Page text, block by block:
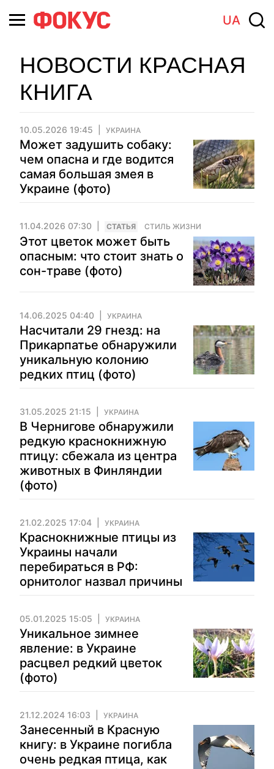
UA
НОВОСТИ КРАСНАЯ
КНИГА
10.05.2026 19:45 УКРАИНА
Может задушить собаку:
чем опасна и где водится
самая большая змея в
Украине (фото)
11.04.2026 07:30 CТАТЬЯ СТИЛЬ ЖИЗНИ
Этот цветок может быть
опасным: что стоит знать о
сон-траве (фото)
14.06.2025 04:40 УКРАИНА
Насчитали 29 гнезд: на
Прикарпатье обнаружили
уникальную колонию
редких птиц (фото)
31.05.2025 21:15 УКРАИНА
В Чернигове обнаружили
редкую краснокнижную
птицу: сбежала из центра
животных в Финляндии
(фото)
21.02.2025 17:04 УКРАИНА
Краснокнижные птицы из
Украины начали
перебираться в РФ:
орнитолог назвал причины
05.01.2025 15:05 УКРАИНА
Уникальное зимнее
явление: в Украине
расцвел редкий цветок
(фото)
21.12.2024 16:03 УКРАИНА
Занесенный в Красную
книгу: в Украине погибла
очень редкая птица, как